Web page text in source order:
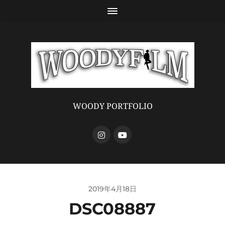
WOODY PORTFOLIO
2019年4月18日
DSC08887